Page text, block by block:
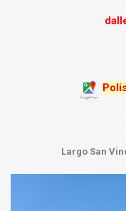
Largo San